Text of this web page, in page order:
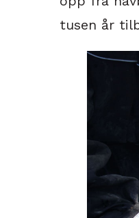
tusen år